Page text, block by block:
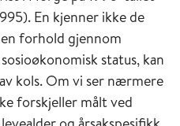
En kjenner ikke de
forhold gjennom
status, kan
kols. Om vi ser nærmere
forskjeller målt ved